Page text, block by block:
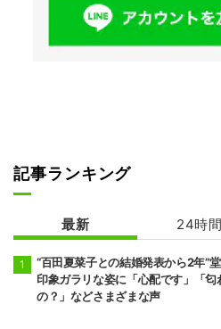
記事ランキング
最新 24時間
“百田夏菜子との結婚発表から2年”堂
印象ガラリな姿に「心配です」「匂
の？」などさまざまな声